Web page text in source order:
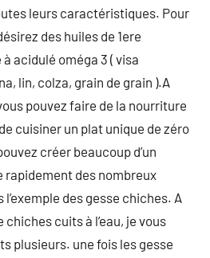
leurs caractéristiques. Pour
des huiles de 1ere
acidulé oméga 3 ( visa
lin, colza, grain de grain ).A
pouvez faire de la nourriture
cuisiner un plat unique de zéro
créer beaucoup d’un
rapidement des nombreux
des gesse chiches. A
cuits à l’eau, je vous
plusieurs. une fois les gesse